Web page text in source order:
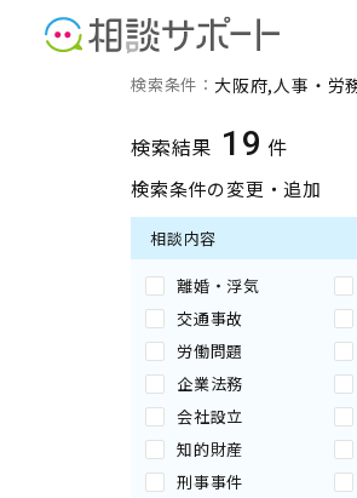
大阪府の人事
検索条件： 大阪府 人事・労
検索結果 19 件
検索条件の変更・追加
相談内容
離婚・浮気
交通事故
労働問題
企業法務
会社設立
知的財産
刑事事件